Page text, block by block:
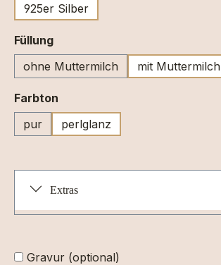
925er Silber
Füllungauswählen
ohne Muttermilch
mit Muttermilch
Farbton
pur
perlglanz
Extras
Gravur (optional)